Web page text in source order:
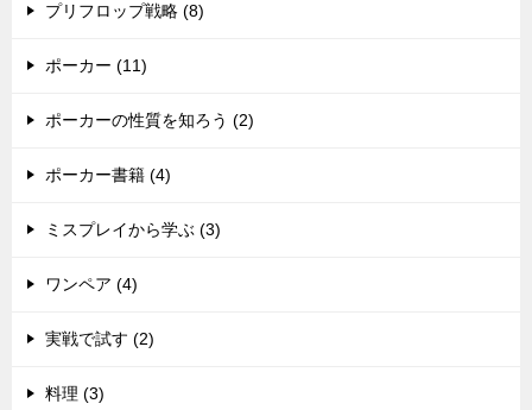
プリフロップ戦略 (8)
ポーカー (11)
ポーカーの性質を知ろう (2)
ポーカー書籍 (4)
ミスプレイから学ぶ (3)
ワンペア (4)
実戦で試す (2)
料理 (3)